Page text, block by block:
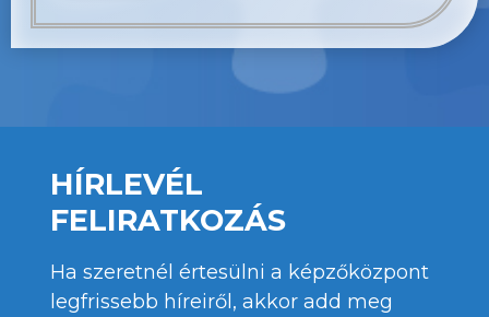
HÍRLEVÉL
FELIRATKOZÁS
Ha szeretnél értesülni a képzőközpont
legfrissebb híreiről, akkor add meg